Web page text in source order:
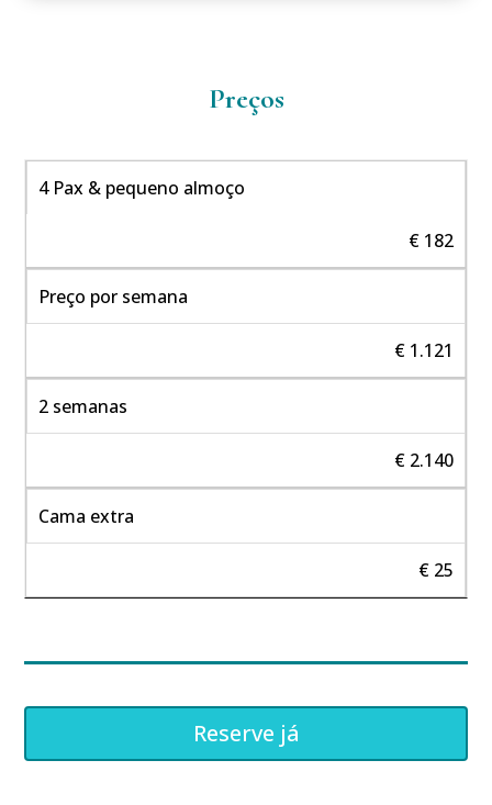
Preços
4 Pax & pequeno almoço
€ 182
Preço por semana
€ 1.121
2 semanas
€ 2.140
Cama extra
€ 25
Reserve já